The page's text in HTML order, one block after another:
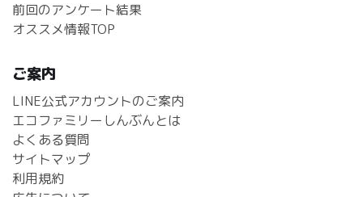
前回のアンケート結果
オススメ情報TOP
ご案内
LINE公式アカウントのご案内
エコファミリーしんぶんとは
よくある質問
サイトマップ
利用規約